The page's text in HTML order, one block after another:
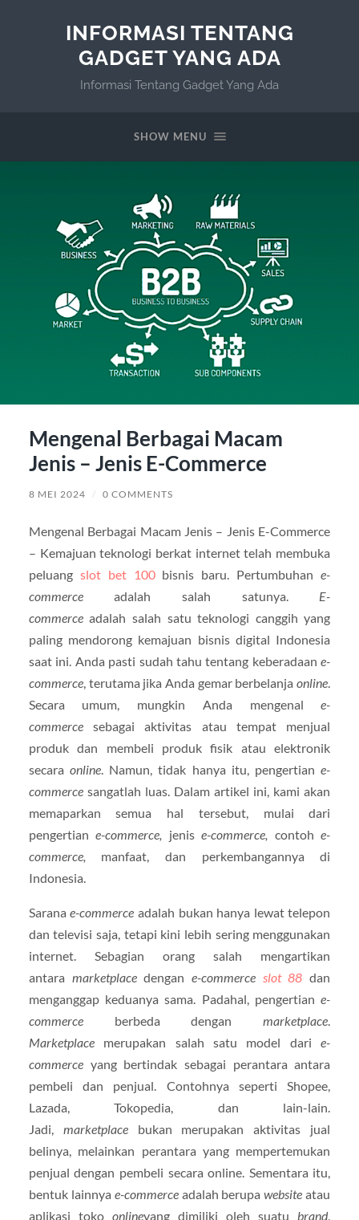
INFORMASI TENTANG
GADGET YANG ADA
Informasi Tentang Gadget Yang Ada
SHOW MENU
Mengenal Berbagai Macam
Jenis – Jenis E-Commerce
8 MEI 2024 / 0 COMMENTS
Mengenal Berbagai Macam Jenis – Jenis E-Commerce
– Kemajuan teknologi berkat internet telah membuka
peluang slot bet 100bisnis baru. Pertumbuhane-
commerceadalah salah satunya. E-
commerceadalah salah satu teknologi canggih yang
paling mendorong kemajuan bisnis digital Indonesia
saat ini. Anda pasti sudah tahu tentang keberadaane-
commerce, terutama jika Anda gemar berbelanjaonline.
Secara umum, mungkin Anda mengenale-
commercesebagai aktivitas atau tempat menjual
produk dan membeli produk fisik atau elektronik
secaraonline. Namun, tidak hanya itu, pengertiane-
commercesangatlah luas. Dalam artikel ini, kami akan
memaparkan semua hal tersebut, mulai dari
pengertiane-commerce, jenise-commerce, contohe-
commerce, manfaat, dan perkembangannya di
Indonesia.
Saranae-commerce adalah bukan hanya lewat telepon
dan televisi saja, tetapi kini lebih sering menggunakan
internet. Sebagian orang salah mengartikan
antara marketplacedengane-commerce slot 88 dan
menganggap keduanya sama. Padahal, pengertian e-
commerceberbeda denganmarketplace.
Marketplace merupakan salah satu model darie-
commerce yang bertindak sebagai perantara antara
pembeli dan penjual. Contohnya seperti Shopee,
Lazada, Tokopedia, dan lain-lain.
Jadi, marketplace bukan merupakan aktivitas jual
belinya, melainkan perantara yang mempertemukan
penjual dengan pembeli secara online. Sementara itu,
bentuk lainnya e-commerceadalah berupawebsiteatau
aplikasi toko onlineyang dimiliki oleh suatubrand,